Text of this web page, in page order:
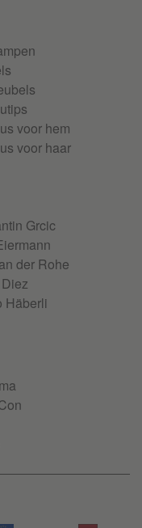
voor hem
voor haar
Grcic
der Rohe
Häberli